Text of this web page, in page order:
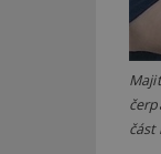
část